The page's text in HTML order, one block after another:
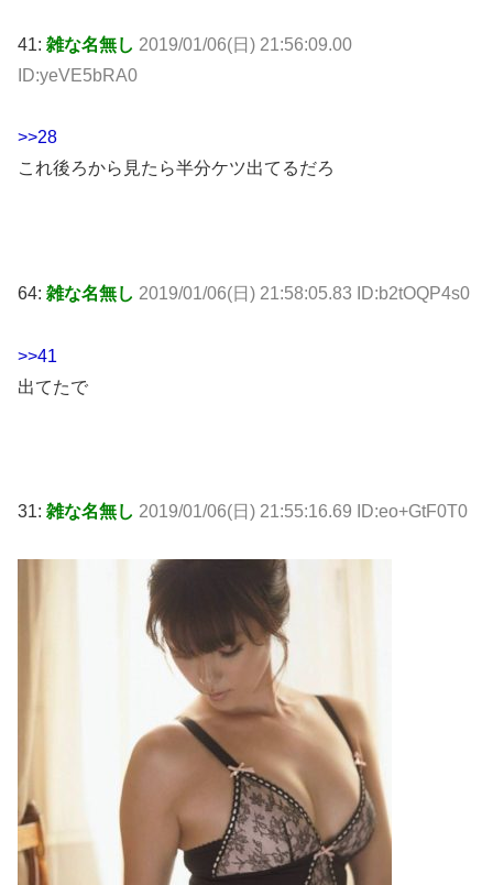
41: 雑な名無し 2019/01/06(日) 21:56:09.00
ID:yeVE5bRA0
>>28
これ後ろから見たら半分ケツ出てるだろ
64: 雑な名無し 2019/01/06(日) 21:58:05.83 ID:b2tOQP4s0
>>41
出てたで
31: 雑な名無し 2019/01/06(日) 21:55:16.69 ID:eo+GtF0T0